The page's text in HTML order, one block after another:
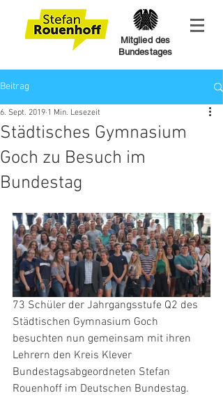
Mitglied des
Bundestages
Beitrag
Städtisches Gymnasium
Goch zu Besuch im
Bundestag
6. Sept. 2019 1 Min. Lesezeit
73 Schüler der Jahrgangsstufe Q2 des
Städtischen Gymnasium Goch
besuchten nun gemeinsam mit ihren
Lehrern den Kreis Klever
Bundestagsabgeordneten Stefan
Rouenhoff im Deutschen Bundestag.